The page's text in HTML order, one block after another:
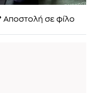
Αποστολή σε φίλο